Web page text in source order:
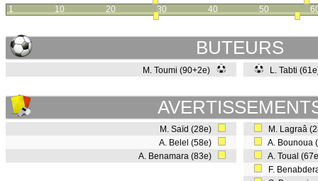
1 10 20 30 40 50
BUTEURS
M. Toumi (90+2e) L. Tabti
M. Saïd (28e)
A. Belel (58e)
A. Benamara (83e)
M. Lagraâ
A. Bounoua
A. Toual
F.